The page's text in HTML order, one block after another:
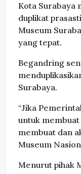
Kota Surabaya
duplikat
Museum
yang tepat.
Begandring
Surabaya.
“Jika
untuk membuat
membuat dan
Museum
Menurut pihak